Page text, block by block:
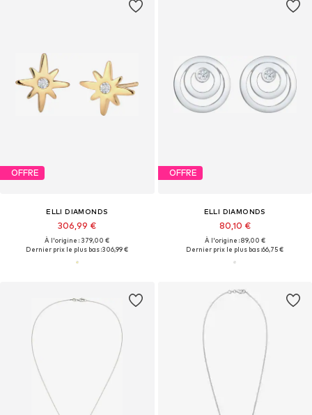
OFFRE
ELLI DIAMONDS
306,99 €
À l'origine : 379,00 €
Dernier prix le plus bas :306,99 €
OFFRE
ELLI DIAMONDS
80,10 €
À l'origine : 89,00 €
Dernier prix le plus bas :66,75 €